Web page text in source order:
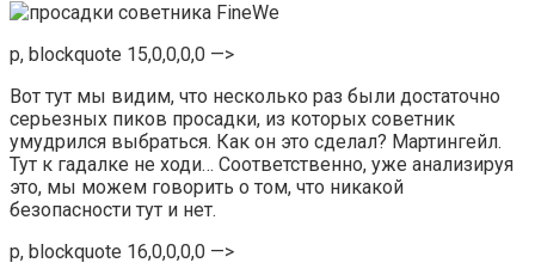
p, blockquote 15,0,0,0,0 —>
Вот тут мы видим, что несколько раз были достаточно
серьезных пиков просадки, из которых советник
умудрился выбраться. Как он это сделал? Мартингейл.
Тут к гадалке не ходи… Соответственно, уже анализируя
это, мы можем говорить о том, что никакой
безопасности тут и нет.
p, blockquote 16,0,0,0,0 —>